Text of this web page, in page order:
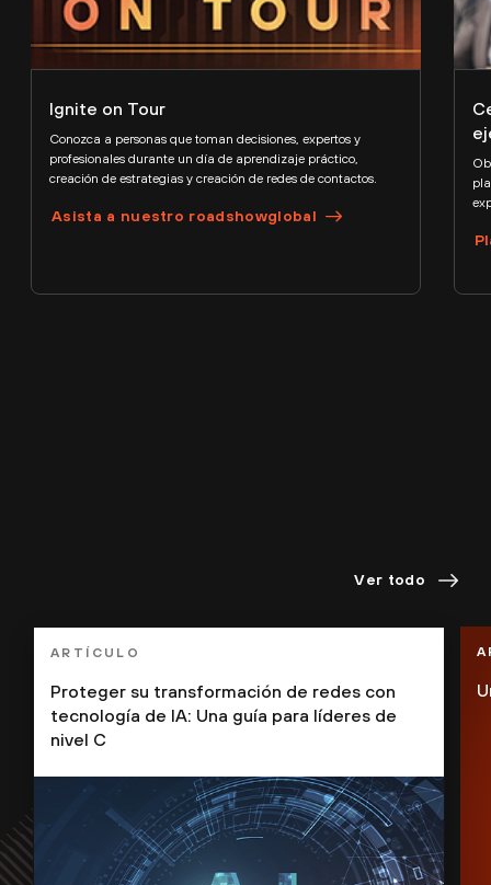
Ignite on Tour
Conozca a personas que toman decisiones, expertos y
profesionales durante un día de aprendizaje práctico,
creación de estrategias y creación de redes de contactos.
Asista a nuestro roadshowglobal
Ver todo
ARTÍCULO
Proteger su transformación de redes con
tecnología de IA: Una guía para líderes de
nivel C